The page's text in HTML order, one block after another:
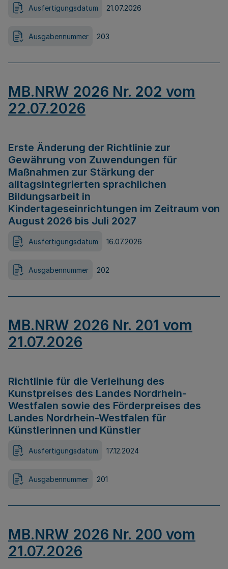
Ausfertigungsdatum 21.07.2026
Ausgabennummer 203
MB.NRW 2026 Nr. 202 vom
22.07.2026
Erste Änderung der Richtlinie zur
Gewährung von Zuwendungen für
Maßnahmen zur Stärkung der
alltagsintegrierten sprachlichen
Bildungsarbeit in
Kindertageseinrichtungen im Zeitraum von
August 2026 bis Juli 2027
Ausfertigungsdatum 16.07.2026
Ausgabennummer 202
MB.NRW 2026 Nr. 201 vom
21.07.2026
Richtlinie für die Verleihung des
Kunstpreises des Landes Nordrhein-
Westfalen sowie des Förderpreises des
Landes Nordrhein-Westfalen für
Künstlerinnen und Künstler
Ausfertigungsdatum 17.12.2024
Ausgabennummer 201
MB.NRW 2026 Nr. 200 vom
21.07.2026